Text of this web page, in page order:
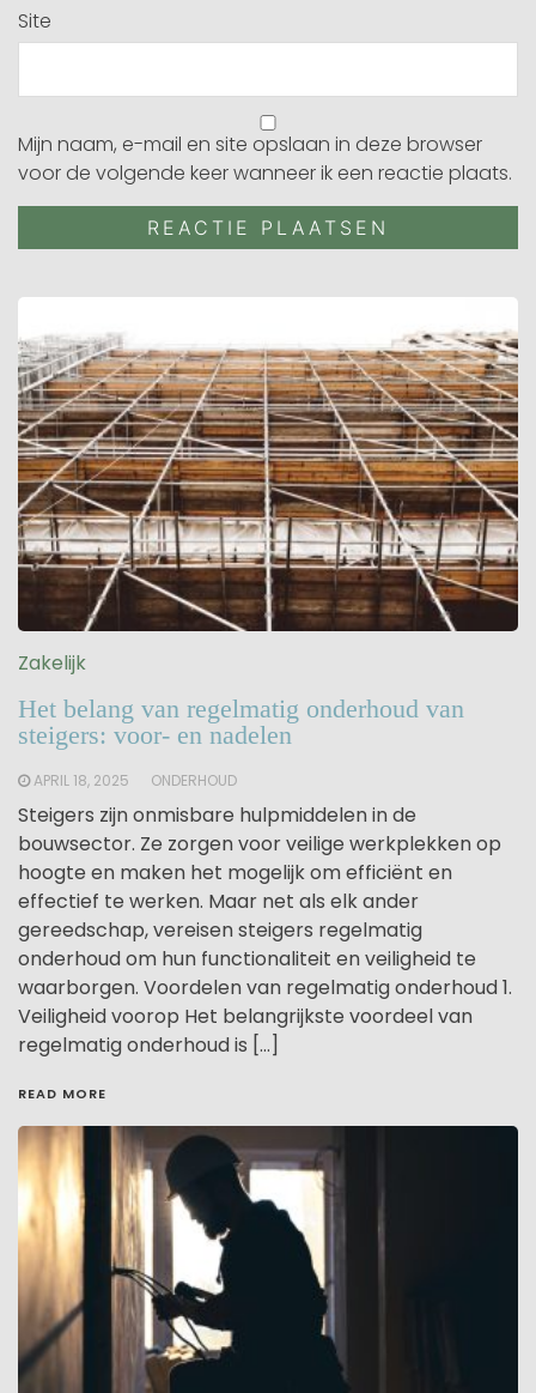
Site
Mijn naam, e-mail en site opslaan in deze browser
voor de volgende keer wanneer ik een reactie plaats.
Zakelijk
Het belang van regelmatig onderhoud van
steigers: voor- en nadelen
APRIL 18, 2025 ONDERHOUD
Steigers zijn onmisbare hulpmiddelen in de
bouwsector. Ze zorgen voor veilige werkplekken op
hoogte en maken het mogelijk om efficiënt en
effectief te werken. Maar net als elk ander
gereedschap, vereisen steigers regelmatig
onderhoud om hun functionaliteit en veiligheid te
waarborgen. Voordelen van regelmatig onderhoud 1.
Veiligheid voorop Het belangrijkste voordeel van
regelmatig onderhoud is […]
READ MORE